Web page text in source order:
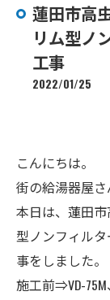
蓮田市高
リム型ノ
工事
2022/01/25
こんにちは。
街の給湯器屋さ
本日は、蓮田市
型ノンフィル
事をしました。
施工前⇒VD-